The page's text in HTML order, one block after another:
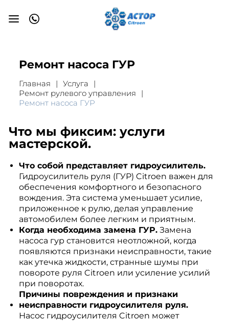
Ремонт насоса ГУР
Главная
Услуга
Ремонт рулевого управления
Ремонт насоса ГУР
Что мы фиксим: услуги
мастерской.
Что собой представляет гидроусилитель.
Гидроусилитель руля (ГУР) Citroen важен для
обеспечения комфортного и безопасного
вождения. Эта система уменьшает усилие,
приложенное к рулю, делая управление
автомобилем более легким и приятным.
Когда необходима замена ГУР.Замена
насоса гур становится неотложной, когда
появляются признаки неисправности, такие
как утечка жидкости, странные шумы при
повороте руля Citroen или усиление усилий
при поворотах.
Причины повреждения и признаки
неисправности гидроусилителя руля.
Насос гидроусилителя Citroen может